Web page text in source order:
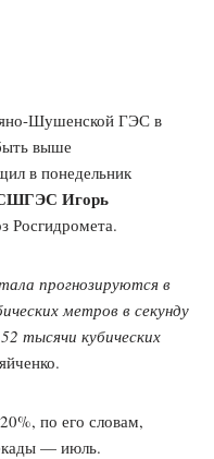
Шушенской ГЭС в
выше
в понедельник
СШГЭС Игорь
Росгидромета.
прогнозируются в
метров в секунду
тысячи кубических
по его словам,
— июль.